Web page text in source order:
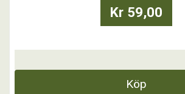
Kr 59,00
Köp